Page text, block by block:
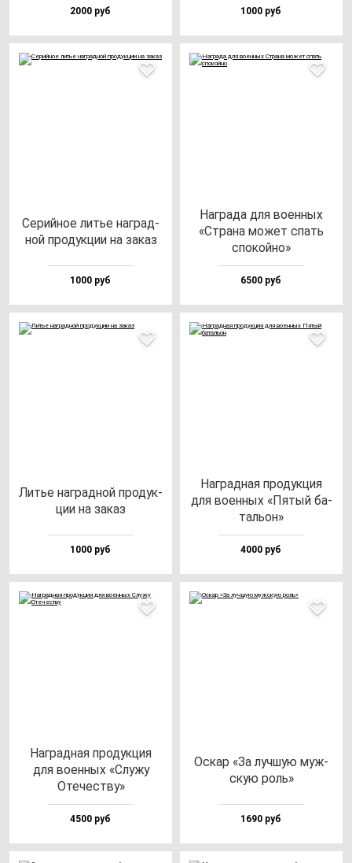
2000 руб 1000 руб
Серий­ное литье наг­рад­
ной про­дук­ции на за­каз
1000 руб
Наг­ра­да для во­ен­ных
«Стра­на мо­жет спать
спо­кой­но»
6500 руб
Литье наг­рад­ной про­дук­
ции на за­каз
1000 руб
Наг­рад­ная про­дук­ция
для во­ен­ных «Пятый ба­
таль­он»
4000 руб
Наг­рад­ная про­дук­ция
для во­ен­ных «Слу­жу
Оте­чес­тву»
4500 руб
Оскар «За луч­шую муж­
скую роль»
1690 руб